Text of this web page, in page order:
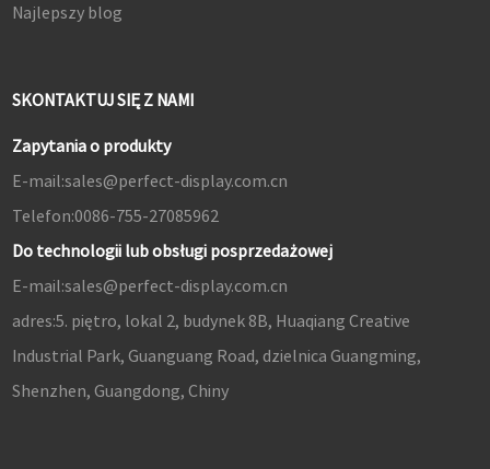
Najlepszy blog
SKONTAKTUJ SIĘ Z NAMI
Zapytania o produkty
E-mail:sales@perfect-display.com.cn
Telefon:0086-755-27085962
Do technologii lub obsługi posprzedażowej
E-mail:sales@perfect-display.com.cn
adres:5. piętro, lokal 2, budynek 8B, Huaqiang Creative
Industrial Park, Guanguang Road, dzielnica Guangming,
Shenzhen, Guangdong, Chiny